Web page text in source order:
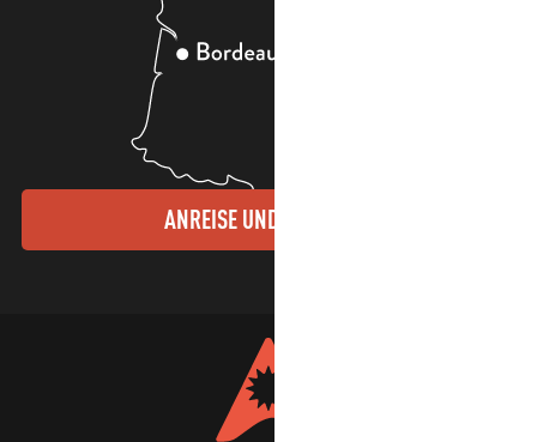
ANREISE UND KONTAKTE